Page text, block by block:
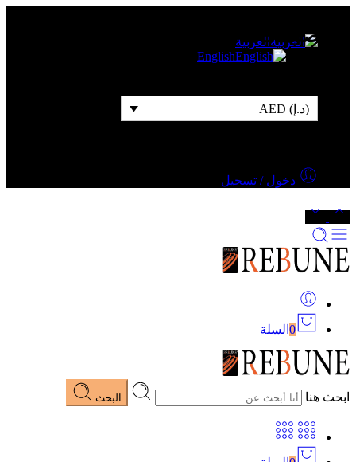
العربية
English
(د.إ) AED
دخول / تسجيل
0 السلة
ابحث هنا البحث
التصنيفات